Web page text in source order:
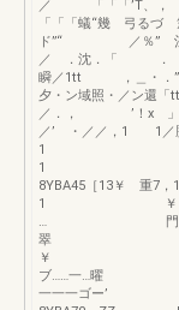
／ 「「「’T、，
「「「蟻“幾 弓る
ド”“ ／％” 汐
／ ．沈．「
瞬／1tt ，＿・．
夕・ン域照・／
／．， ’！x 」
／’ ・／／，1 1／
1 H24
8YBA45［
1 ￥ 22
… 門8YBA46−
翠
￥ 一25，
ブ……一…曜
一一一ゴー’